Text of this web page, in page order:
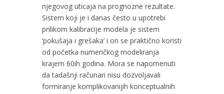
njegovog uticaja na prognozne rezultate.
Sistem koji je i danas često u upotrebi
prilikom kalibracije modela je sistem
‘pokušaja i grešaka’ i on se praktično koristi
od početka numeričkog modeliranja
krajem 60ih godina. Mora se napomenuti
da tadašnji računari nisu dozvoljavali
formiranje komplikovanijih konceptualnih